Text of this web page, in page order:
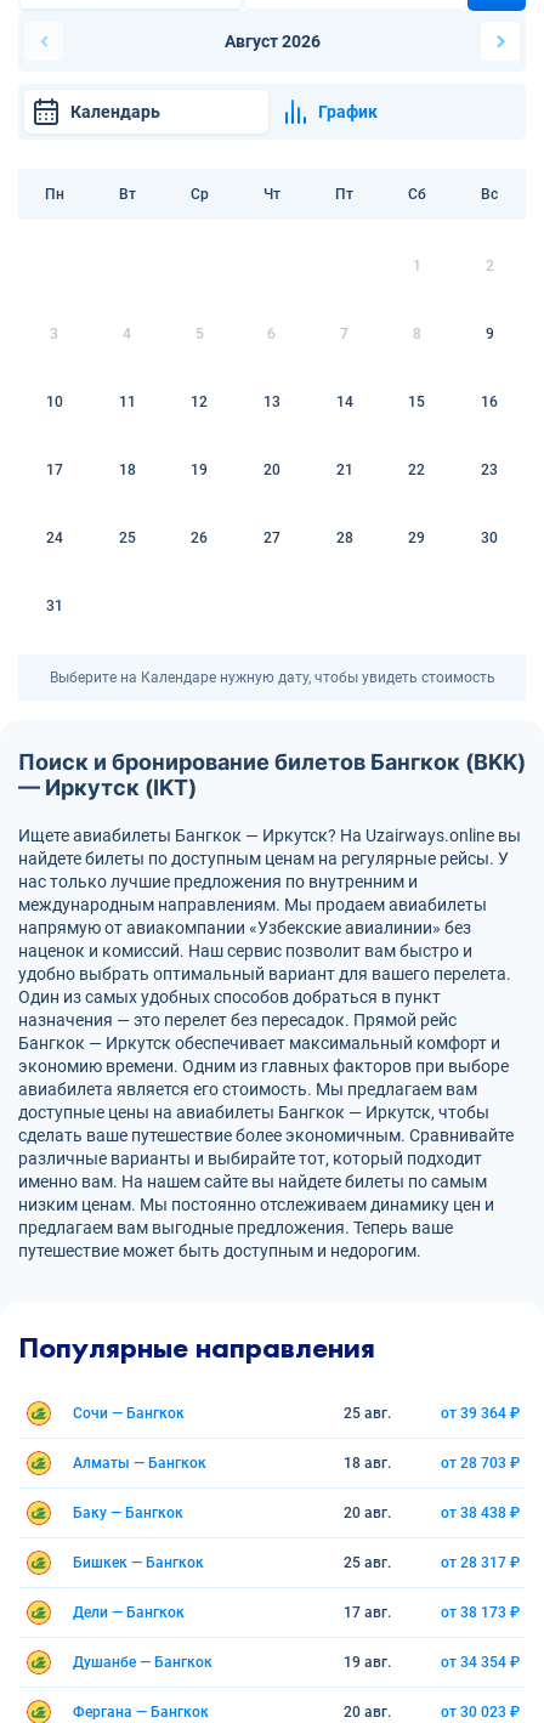
Август 2026
Календарь График
Пн Вт Ср Чт Пт Сб Вс
1 2
3 4 5 6 7 8 9
10 11 12 13 14 15 16
17 18 19 20 21 22 23
24 25 26 27 28 29 30
31
Выберите на Календаре нужную дату, чтобы увидеть стоимость
Поиск и бронирование билетов Бангкок (BKK)
— Иркутск (IKT)
Ищете авиабилеты Бангкок — Иркутск? На Uzairways.online вы
найдете билеты по доступным ценам на регулярные рейсы. У
нас только лучшие предложения по внутренним и
международным направлениям. Мы продаем авиабилеты
напрямую от авиакомпании «Узбекские авиалинии» без
наценок и комиссий. Наш сервис позволит вам быстро и
удобно выбрать оптимальный вариант для вашего перелета.
Один из самых удобных способов добраться в пункт
назначения — это перелет без пересадок. Прямой рейс
Бангкок — Иркутск обеспечивает максимальный комфорт и
экономию времени. Одним из главных факторов при выборе
авиабилета является его стоимость. Мы предлагаем вам
доступные цены на авиабилеты Бангкок — Иркутск, чтобы
сделать ваше путешествие более экономичным. Сравнивайте
различные варианты и выбирайте тот, который подходит
именно вам. На нашем сайте вы найдете билеты по самым
низким ценам. Мы постоянно отслеживаем динамику цен и
предлагаем вам выгодные предложения. Теперь ваше
путешествие может быть доступным и недорогим.
Популярные направления
Сочи — Бангкок 25 авг. от 39 364 ₽
Алматы — Бангкок 18 авг. от 28 703 ₽
Баку — Бангкок 20 авг. от 38 438 ₽
Бишкек — Бангкок 25 авг. от 28 317 ₽
Дели — Бангкок 17 авг. от 38 173 ₽
Душанбе — Бангкок 19 авг. от 34 354 ₽
Фергана — Бангкок 20 авг. от 30 023 ₽